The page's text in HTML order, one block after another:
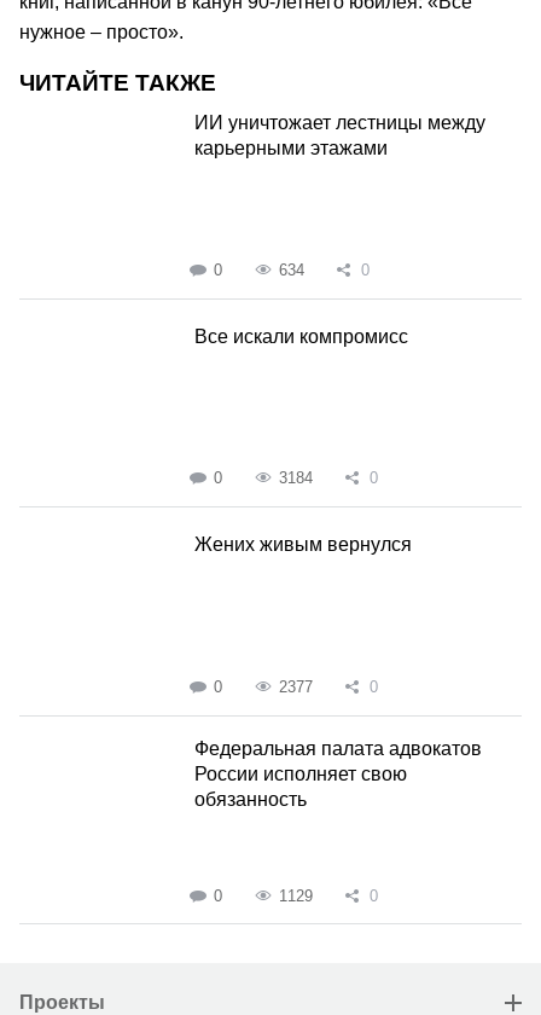
нужное – просто».
ЧИТАЙТЕ ТАКЖЕ
ИИ уничтожает лестницы между
карьерными этажами
0 634 0
Все искали компромисс
0 3184 0
Жених живым вернулся
0 2377 0
Федеральная палата адвокатов
России исполняет свою
обязанность
0 1129 0
Проекты